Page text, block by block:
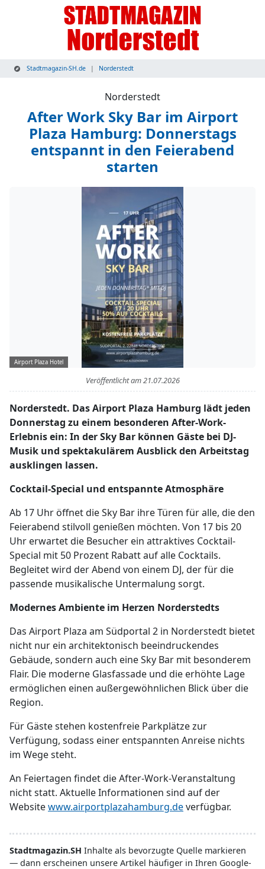
Stadtmagazin-SH.de Norderstedt
Norderstedt
After Work Sky Bar im Airport
Plaza Hamburg: Donnerstags
entspannt in den Feierabend
starten
Airport Plaza Hotel
Veröffentlicht am21.07.2026
Norderstedt. Das Airport Plaza Hamburg lädt jeden
Donnerstag zu einem besonderen After-Work-
Erlebnis ein: In der Sky Bar können Gäste bei DJ-
Musik und spektakulärem Ausblick den Arbeitstag
ausklingen lassen.
Cocktail-Special und entspannte Atmosphäre
Ab 17 Uhr öffnet die Sky Bar ihre Türen für alle, die den
Feierabend stilvoll genießen möchten. Von 17 bis 20
Uhr erwartet die Besucher ein attraktives Cocktail-
Special mit 50 Prozent Rabatt auf alle Cocktails.
Begleitet wird der Abend von einem DJ, der für die
passende musikalische Untermalung sorgt.
Modernes Ambiente im Herzen Norderstedts
Das Airport Plaza am Südportal 2 in Norderstedt bietet
nicht nur ein architektonisch beeindruckendes
Gebäude, sondern auch eine Sky Bar mit besonderem
Flair. Die moderne Glasfassade und die erhöhte Lage
ermöglichen einen außergewöhnlichen Blick über die
Region.
Für Gäste stehen kostenfreie Parkplätze zur
Verfügung, sodass einer entspannten Anreise nichts
im Wege steht.
An Feiertagen findet die After-Work-Veranstaltung
nicht statt. Aktuelle Informationen sind auf der
Websitewww.airportplazahamburg.deverfügbar.
Stadtmagazin.SH Inhalte als bevorzugte Quelle markieren
— dann erscheinen unsere Artikel häufiger in Ihren Google-